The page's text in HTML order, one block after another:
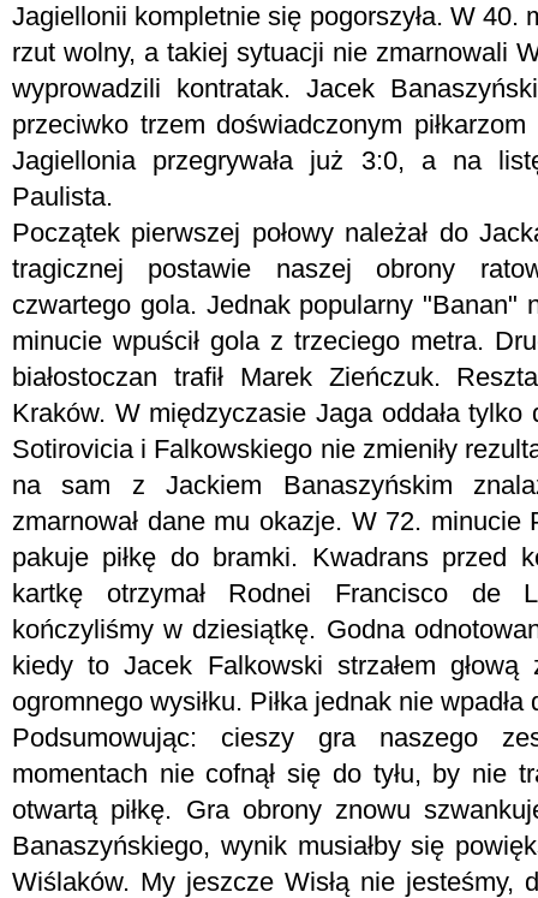
Jagiellonii kompletnie się pogorszyła. W 40.
rzut wolny, a takiej sytuacji nie zmarnowali
wyprowadzili kontratak. Jacek
przeciwko trzem doświadczonym
Jagiellonia przegrywała już 3:0, a na
Paulista.
Początek pierwszej połowy należał do
tragicznej postawie naszej obrony
czwartego gola. Jednak popularny "Banan"
minucie wpuścił gola z trzeciego metra.
białostoczan trafił Marek Zieńczuk.
Kraków. W międzyczasie Jaga oddała tylko
Sotirovicia i Falkowskiego nie zmieniły
na sam z Jackiem Banaszyńskim
zmarnował dane mu okazje. W 72.
pakuje piłkę do bramki. Kwadrans przed
kartkę otrzymał Rodnei Francisco
kończyliśmy w dziesiątkę. Godna
kiedy to Jacek Falkowski strzałem głową
ogromnego wysiłku. Piłka jednak nie wpadła
Podsumowując: cieszy gra naszego
momentach nie cofnął się do tyłu, by nie
otwartą piłkę. Gra obrony znowu
Banaszyńskiego, wynik musiałby się
Wiślaków. My jeszcze Wisłą nie jesteśmy,